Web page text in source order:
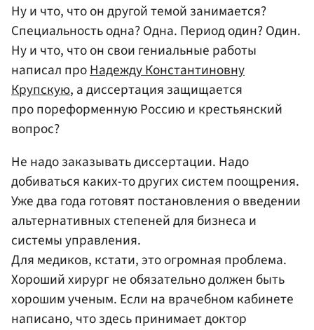
Ну и что, что он другой темой занимается?
Специальность одна? Одна. Период один? Один.
Ну и что, что он свои гениальные работы
написал проНадежду Константиновну
Крупскую, а диссертация защищается
про пореформенную Россию и крестьянский
вопрос?
Не надо заказывать диссертации. Надо
добиваться каких-то других систем поощрения.
Уже два года готовят постановления о введении
альтернативных степеней для бизнеса и
системы управления.
Для медиков, кстати, это огромная проблема.
Хороший хирург не обязательно должен быть
хорошим ученым. Если на врачебном кабинете
написано, что здесь принимает доктор